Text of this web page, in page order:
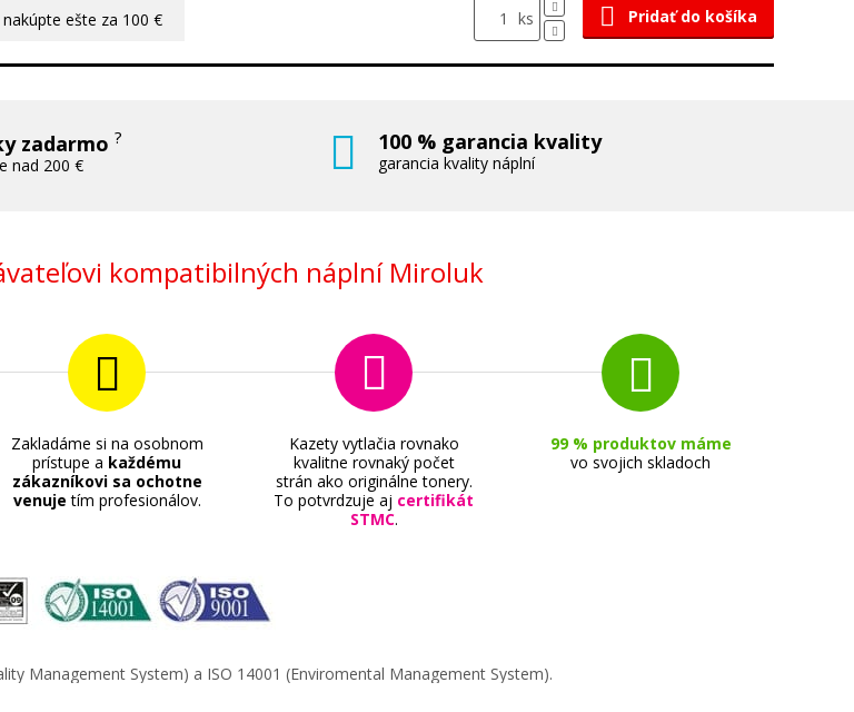
nakúpte ešte za 100 € ks Pridať do košíka
zadarmo?
nad 200 €
100 % garancia kvality
garancia kvality náplní
kompatibilných náplní Miroluk
Zakladáme si na osobnom
prístupe a každému
zákazníkovi sa ochotne
venuje tím profesionálov.
Kazety vytlačia rovnako
kvalitne rovnaký počet
strán ako originálne tonery.
To potvrdzuje aj certifikát
STMC.
99 % produktov máme
vo svojich skladoch
Management System) a ISO 14001 (Enviromental Management System).